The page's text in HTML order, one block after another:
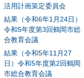
活用計画策定委員会
結果（令和6年1月24日）
令和5年度第3回鶴岡市総
合教育会議
結果（令和5年11月27
日）令和5年度第2回鶴岡
市総合教育会議